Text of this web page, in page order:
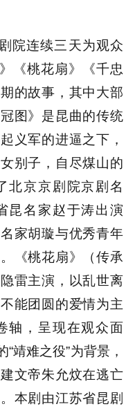
院连续三天为观众
《桃花扇》《千忠
的故事，其中大部
图》是昆曲的传统
义军的进逼之下，
别子，自尽煤山的
北京京剧院京剧名
昆名家赵于涛出演
家胡璇与优秀青年
《桃花扇》（传承
雷主演，以乱世离
能团圆的爱情为主
轴，呈现在观众面
靖难之役”为背景，
文帝朱允炆在逃亡
本剧由江苏省昆剧